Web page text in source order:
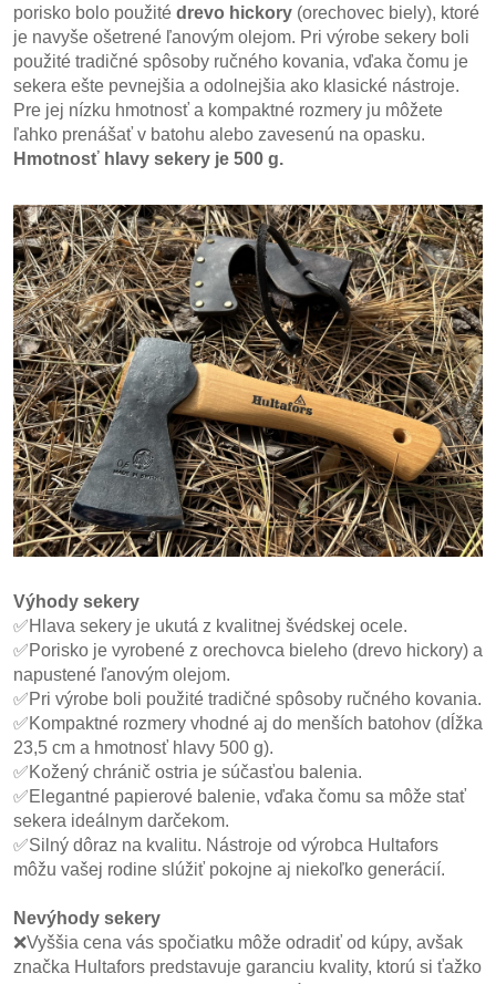
porisko bolo použité drevo hickory (orechovec biely), ktoré
je navyše ošetrené ľanovým olejom. Pri výrobe sekery boli
použité tradičné spôsoby ručného kovania, vďaka čomu je
sekera ešte pevnejšia a odolnejšia ako klasické nástroje.
Pre jej nízku hmotnosť a kompaktné rozmery ju môžete
ľahko prenášať v batohu alebo zavesenú na opasku.
Hmotnosť hlavy sekery je 500 g.
Výhody sekery
✅Hlava sekery je ukutá z kvalitnej švédskej ocele.
✅Porisko je vyrobené z orechovca bieleho (drevo hickory) a
napustené ľanovým olejom.
✅Pri výrobe boli použité tradičné spôsoby ručného kovania.
✅Kompaktné rozmery vhodné aj do menších batohov (dĺžka
23,5 cm a hmotnosť hlavy 500 g).
✅Kožený chránič ostria je súčasťou balenia.
✅Elegantné papierové balenie, vďaka čomu sa môže stať
sekera ideálnym darčekom.
✅Silný dôraz na kvalitu. Nástroje od výrobca Hultafors
môžu vašej rodine slúžiť pokojne aj niekoľko generácií.
Nevýhody sekery
❌Vyššia cena vás spočiatku môže odradiť od kúpy, avšak
značka Hultafors predstavuje garanciu kvality, ktorú si ťažko